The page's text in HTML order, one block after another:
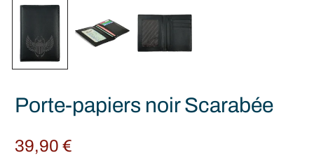
Porte-papiers noir Scarabée
39,90€